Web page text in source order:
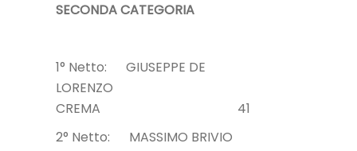
SECONDA CATEGORIA
1° Netto: GIUSEPPE DE
LORENZO
CREMA 41
2° Netto: MASSIMO BRIVIO